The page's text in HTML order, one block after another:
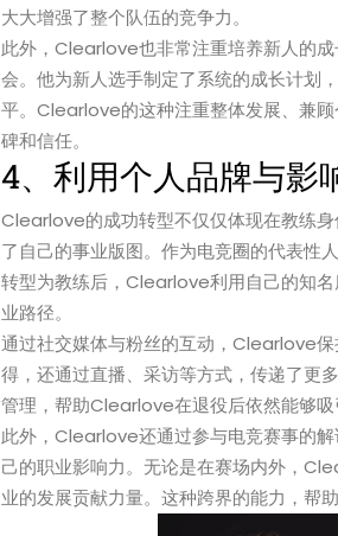
大大增强了整个队伍的竞争力。
此外，Clearlove也非常注重培养新人的
会。他为新人选手制定了系统的成长计划
平。Clearlove的这种注重整体发展、兼
碑和信任。
4、利用个人品牌与影
Clearlove的成功转型不仅仅体现在教练
了自己的事业版图。作为电竞圈的代表性
转型为教练后，Clearlove利用自己的知
业路径。
通过社交媒体与粉丝的互动，Clearlove
得，还通过直播、采访等方式，传递了更
管理，帮助Clearlove在退役后依然能够吸
此外，Clearlove还通过参与电竞赛事的
己的职业影响力。无论是在赛场内外，
业的发展贡献力量。这种跨界的能力，帮